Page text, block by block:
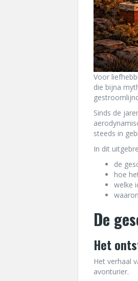
Voor
die bijna
Sinds de
steeds in
In dit
de
hoe
welke
De
Het
Het verhaal
avonturier.